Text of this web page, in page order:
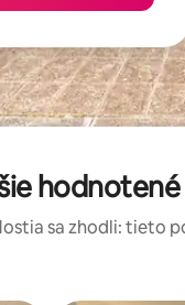
sa zhodli: tieto